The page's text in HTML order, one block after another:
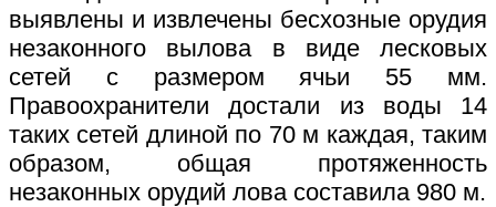
выявлены и извлечены бесхозные орудия
незаконного вылова в виде лесковых
сетей с размером ячьи 55 мм.
Правоохранители достали из воды 14
таких сетей длиной по 70 м каждая, таким
образом, общая протяженность
незаконных орудий лова составила 980 м.